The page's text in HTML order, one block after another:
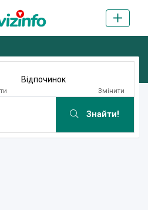
Відпочинок
Змінити
Знайти!